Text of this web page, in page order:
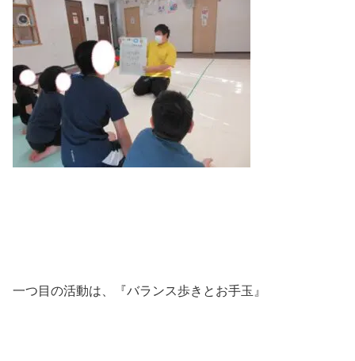
一つ目の活動は、『バランス歩きとお手玉』